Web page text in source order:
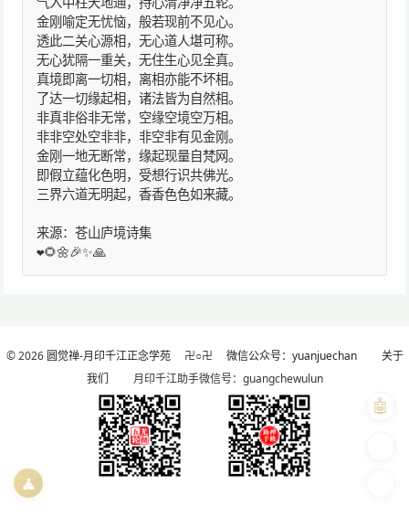
金刚喻定无忧恼，般若现前不见心。
透此二关心源相，无心道人堪可称。
无心犹隔一重关，无住生心见全真。
真境即离一切相，离相亦能不坏相。
了达一切缘起相，诸法皆为自然相。
非真非俗非无常，空缘空境空万相。
非非空处空非非，非空非有见金刚。
金刚一地无断常，缘起现量自梵网。
即假立蕴化色明，受想行识共佛光。
三界六道无明起，香香色色如来藏。
来源：苍山庐境诗集
❤️🌻🌼🎉✨🙏
© 2026 圆觉禅-月印千江正念学苑卍○卍 微信公众号：yuanjuechan
关于
我们 月印千江助手微信号：guangchewulun
🧘
🤖